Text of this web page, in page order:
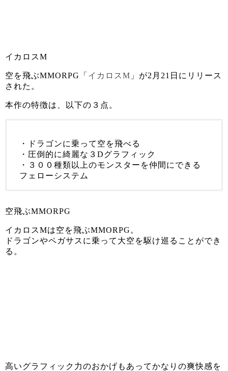
イカロスM
空を飛ぶMMORPG「 イカロスM 」が2月21日にリリース
された。
本作の特徴は、以下の３点。
・ドラゴンに乗って空を飛べる
・圧倒的に綺麗な３Dグラフィック
・３００種類以上のモンスターを仲間にできる
フェローシステム
空飛ぶMMORPG
イカロスMは空を飛ぶMMORPG。
ドラゴンやペガサスに乗って大空を駆け巡ることができ
る。
高いグラフィック力のおかげもあってかなりの爽快感を